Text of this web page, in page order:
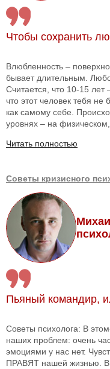
Чтобы сохранить
Влюбленность –
бывает длительным.
Считается, что 10-15
что этот человек тебя не
как самому себе.
уровнях – на
Читать полностью
Советы кризисного
Пьяный командир,
Советы психолога: В
наших проблем: очень
эмоциями у нас нет.
ПРАВЯТ нашей жизнью.